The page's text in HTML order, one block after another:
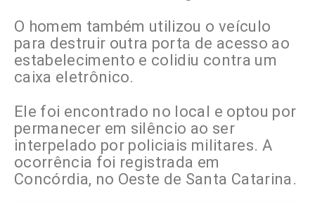
O homem também utilizou o veículo
para destruir outra porta de acesso ao
estabelecimento e colidiu contra um
caixa eletrônico.
Ele foi encontrado no local e optou por
permanecer em silêncio ao ser
interpelado por policiais militares. A
ocorrência foi registrada em
Concórdia, no Oeste de Santa Catarina.